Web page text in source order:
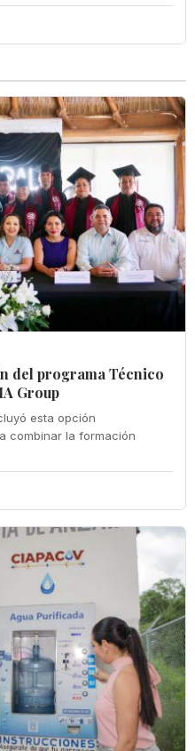
del programa Técnico
Group
esta opción
combinar la formación